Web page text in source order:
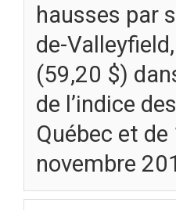
hausses par
de-
(59,20 $)
de l’indice
Québec et
novembre